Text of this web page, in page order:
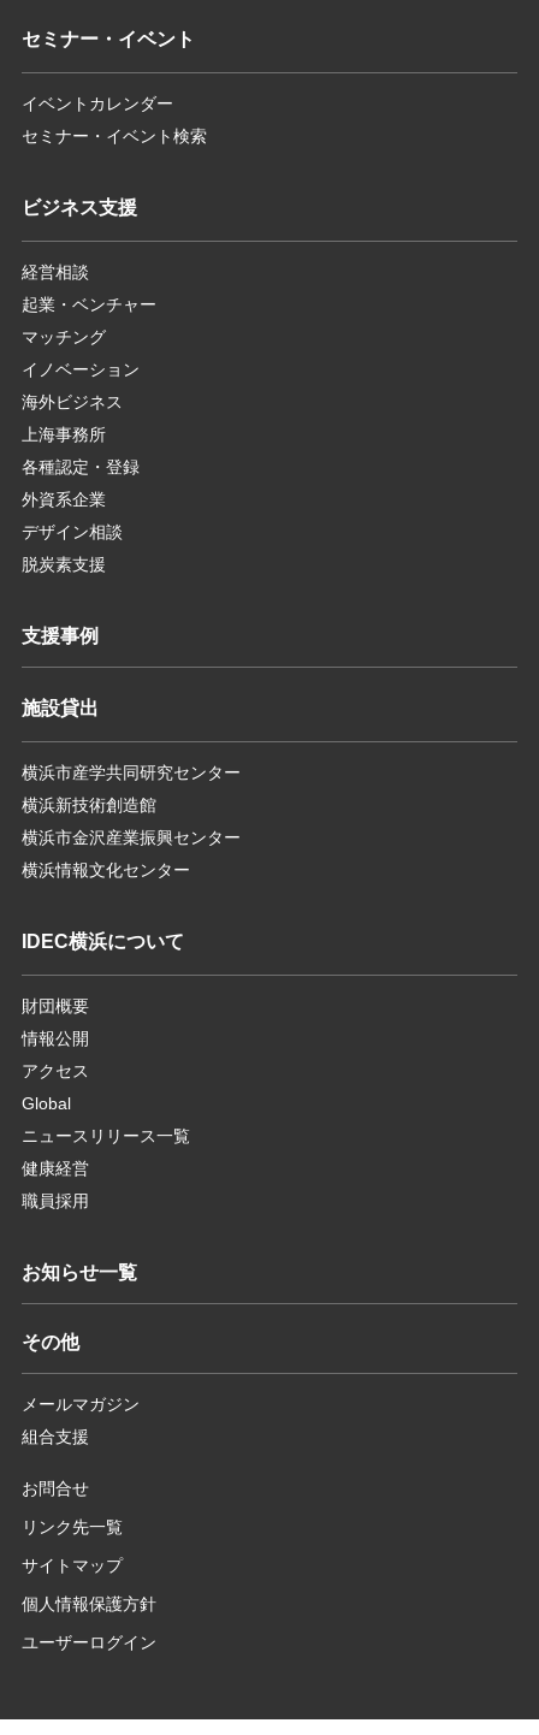
セミナー・イベント
イベントカレンダー
セミナー・イベント検索
ビジネス支援
経営相談
起業・ベンチャー
マッチング
イノベーション
海外ビジネス
上海事務所
各種認定・登録
外資系企業
デザイン相談
脱炭素支援
支援事例
施設貸出
横浜市産学共同研究センター
横浜新技術創造館
横浜市金沢産業振興センター
横浜情報文化センター
IDEC横浜について
財団概要
情報公開
アクセス
Global
ニュースリリース一覧
健康経営
職員採用
お知らせ一覧
その他
メールマガジン
組合支援
お問合せ
リンク先一覧
サイトマップ
個人情報保護方針
ユーザーログイン